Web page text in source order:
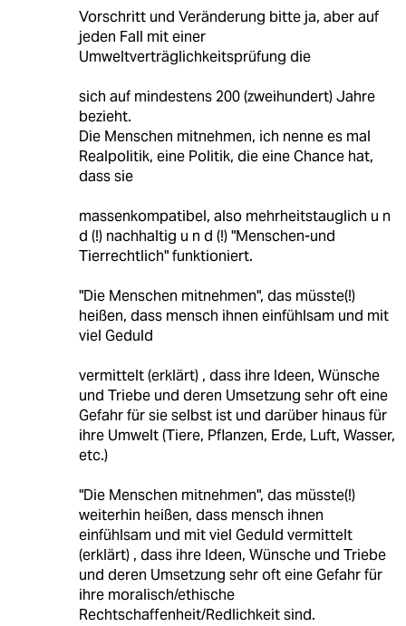
Vorschritt und Veränderung bitte ja, aber auf
jeden Fall mit einer
Umweltverträglichkeitsprüfung die
sich auf mindestens 200 (zweihundert) Jahre
bezieht.
Die Menschen mitnehmen, ich nenne es mal
Realpolitik, eine Politik, die eine Chance hat,
dass sie
massenkompatibel, also mehrheitstauglich u n
d (!) nachhaltig u n d (!) "Menschen-und
Tierrechtlich" funktioniert.
"Die Menschen mitnehmen", das müsste(!)
heißen, dass mensch ihnen einfühlsam und mit
viel Geduld
vermittelt (erklärt) , dass ihre Ideen, Wünsche
und Triebe und deren Umsetzung sehr oft eine
Gefahr für sie selbst ist und darüber hinaus für
ihre Umwelt (Tiere, Pflanzen, Erde, Luft, Wasser,
etc.)
"Die Menschen mitnehmen", das müsste(!)
weiterhin heißen, dass mensch ihnen
einfühlsam und mit viel Geduld vermittelt
(erklärt) , dass ihre Ideen, Wünsche und Triebe
und deren Umsetzung sehr oft eine Gefahr für
ihre moralisch/ethische
Rechtschaffenheit/Redlichkeit sind.